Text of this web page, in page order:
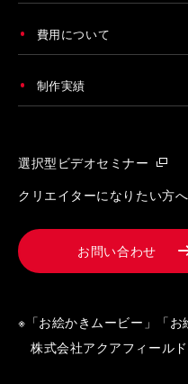
費用について
制作実績
選択型ビデオセミナー
クリエイターになりたい方へ
お問い合わせ
※「お絵かきムービー」「
株式会社アクアフィールド